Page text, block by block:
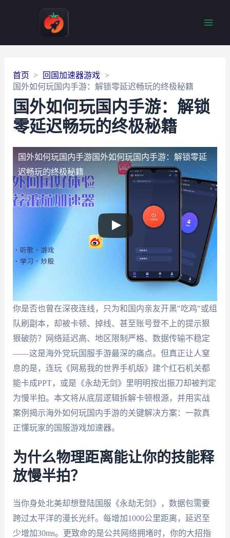
首页
回国加速器游戏
国外如何玩国内手游：解锁零延迟畅玩的终极秘籍
国外如何玩国内手游：解锁
零延迟畅玩的终极秘籍
国外如何玩国内手游国外如何玩国内手游：解锁零延
迟畅玩的终极秘籍
你是否也曾在深夜连线，只为和国内亲友开黑"吃鸡"或组
队刷副本，却被卡顿、掉线、甚至账号登不上的提示狠
狠破防？网络延迟高、地区限制严格、数据传输不稳定
——这是海外党玩国服手游最深的痛点。但真正让人窒
息的是，连玩《网易我的世界手机版》建个红石机关都
能卡成PPT，或是《永劫无剑》里明明按出振刀却被判定
为慢半拍。本文将从底层逻辑拆解卡顿根源，并用实战
案例揭示海外如何玩国内手游的关键解决方案：一款真
正懂玩家的国服游戏加速器。
为什么物理距离能让你的技能释
放慢半拍？
当你身处北美却想登陆国服《永劫无剑》，数据包需要
跨过太平洋的漫长光纤。每增加1000公里距离，延迟至
少增加30ms。更致命的是公共网络拥堵时，你的大招指